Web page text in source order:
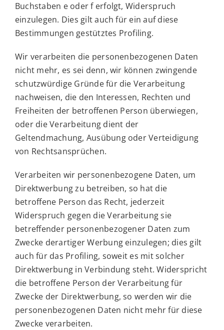
Buchstaben e oder f erfolgt, Widerspruch
einzulegen. Dies gilt auch für ein auf diese
Bestimmungen gestütztes Profiling.
Wir verarbeiten die personenbezogenen Daten
nicht mehr, es sei denn, wir können zwingende
schutzwürdige Gründe für die Verarbeitung
nachweisen, die den Interessen, Rechten und
Freiheiten der betroffenen Person überwiegen,
oder die Verarbeitung dient der
Geltendmachung, Ausübung oder Verteidigung
von Rechtsansprüchen.
Verarbeiten wir personenbezogene Daten, um
Direktwerbung zu betreiben, so hat die
betroffene Person das Recht, jederzeit
Widerspruch gegen die Verarbeitung sie
betreffender personenbezogener Daten zum
Zwecke derartiger Werbung einzulegen; dies gilt
auch für das Profiling, soweit es mit solcher
Direktwerbung in Verbindung steht. Widerspricht
die betroffene Person der Verarbeitung für
Zwecke der Direktwerbung, so werden wir die
personenbezogenen Daten nicht mehr für diese
Zwecke verarbeiten.